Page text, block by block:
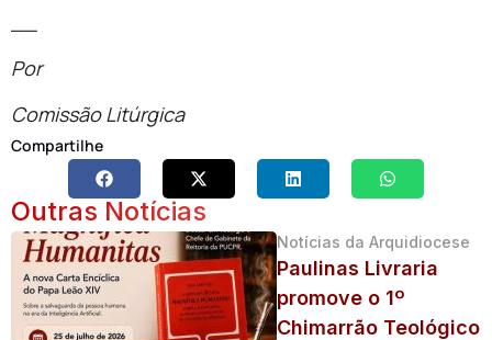
Por
Comissão Litúrgica
Compartilhe
Outras Notícias
Notícias da Arquidiocese
Paulinas Livraria
promove o 1º
Chimarrão Teológico